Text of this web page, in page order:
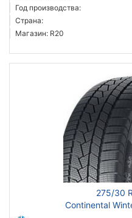
Год производства:
Страна:
Магазин: R20
275/30
Continental